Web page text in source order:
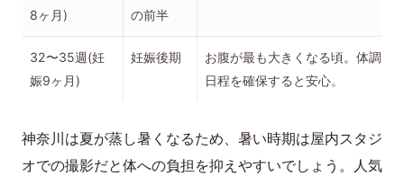
8ヶ月) の前半
32〜35週(妊
娠9ヶ月)
妊娠後期
お腹が最も大きくなる頃。体調と
日程を確保すると安心。
神奈川は夏が蒸し暑くなるため、暑い時期は屋内スタジ
オでの撮影だと体への負担を抑えやすいでしょう。人気